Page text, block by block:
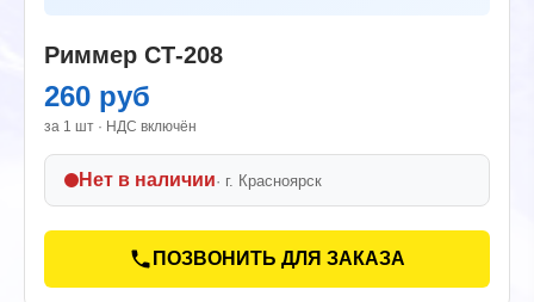
Риммер СТ-208
260 руб
за 1 шт · НДС включён
Нет в наличии· г. Красноярск
ПОЗВОНИТЬ ДЛЯ ЗАКАЗА